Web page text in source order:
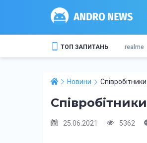
ТОП ЗАПИТАНЬ realme
Новини
25.06.2021 5362